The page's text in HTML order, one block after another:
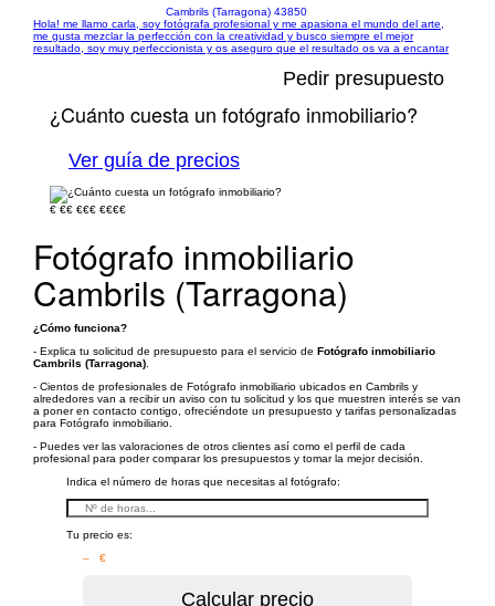
Cambrils (Tarragona) 43850
Hola! me llamo carla, soy fotógrafa profesional y me apasiona el mundo del arte,
me gusta mezclar la perfección con la creatividad y busco siempre el mejor
resultado, soy muy perfeccionista y os aseguro que el resultado os va a encantar
Pedir presupuesto
¿Cuánto cuesta un fotógrafo inmobiliario?
Ver guía de precios
€ €€ €€€ €€€€
Fotógrafo inmobiliario
Cambrils (Tarragona)
¿Cómo funciona?
- Explica tu solicitud de presupuesto para el servicio de Fotógrafo inmobiliario
Cambrils (Tarragona)
- Cientos de profesionales de Fotógrafo inmobiliario ubicados en Cambrils y
alrededores van a recibir un aviso con tu solicitud y los que muestren interés se van
a poner en contacto contigo, ofreciéndote un presupuesto y tarifas personalizadas
para Fotógrafo inmobiliario.
- Puedes ver las valoraciones de otros clientes así como el perfil de cada
profesional para poder comparar los presupuestos y tomar la mejor decisión.
Indica el número de horas que necesitas al fotógrafo:
Tu precio es:
– €